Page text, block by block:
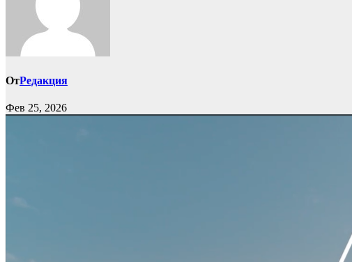
ОтРедакция
Фев 25, 2026